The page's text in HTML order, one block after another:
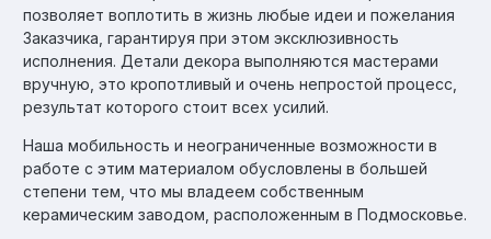
позволяет воплотить в жизнь любые идеи и пожелания
Заказчика, гарантируя при этом эксклюзивность
исполнения. Детали декора выполняются мастерами
вручную, это кропотливый и очень непростой процесс,
результат которого стоит всех усилий.
Наша мобильность и неограниченные возможности в
работе с этим материалом обусловлены в большей
степени тем, что мы владеем собственным
керамическим заводом, расположенным в Подмосковье.